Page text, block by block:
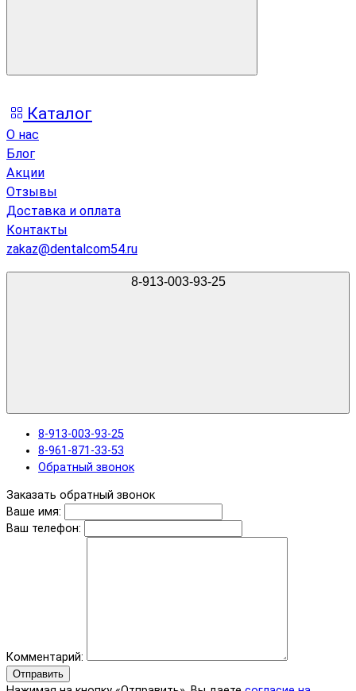
Каталог
О нас
Блог
Акции
Отзывы
Доставка и оплата
Контакты
zakaz@dentalcom54.ru
8-913-003-93-25
8-913-003-93-25
8-961-871-33-53
Обратный звонок
Заказать обратный звонок
Ваше имя:
Ваш телефон:
Комментарий:
Отправить